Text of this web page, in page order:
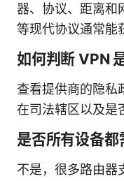
器、协议、距离和
等现代协议通常能
如何判断 VPN
查看提供商的隐私
在司法辖区以及是
是否所有设备都
不是，很多路由器